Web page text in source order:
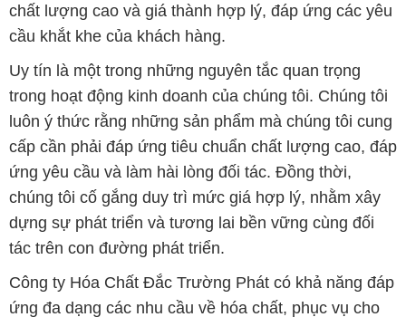
luôn ý thức rằng những sản phẩm mà chúng tôi cung
cấp cần phải đáp ứng tiêu chuẩn chất lượng cao, đáp
ứng yêu cầu và làm hài lòng đối tác. Đồng thời,
chúng tôi cố gắng duy trì mức giá hợp lý, nhằm xây
dựng sự phát triển và tương lai bền vững cùng đối
tác trên con đường phát triển.
Công ty Hóa Chất Đắc Trường Phát có khả năng đáp
ứng đa dạng các nhu cầu về hóa chất, phục vụ cho
tất cả các ngành nghề và lĩnh vực sản xuất tại TP. Hồ
Chí Minh. Sứ mệnh của chúng tôi là cung cấp và
phân phối những sản phẩm hóa chất đáng tin cậy,
chất lượng và có giá thành tốt nhất trên thị trường.